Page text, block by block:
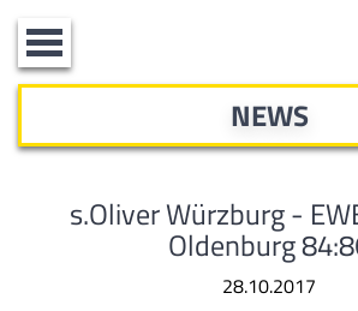
Toggle
navigation
NEWS
s.Oliver Würzburg -
Oldenburg
28.10.2017